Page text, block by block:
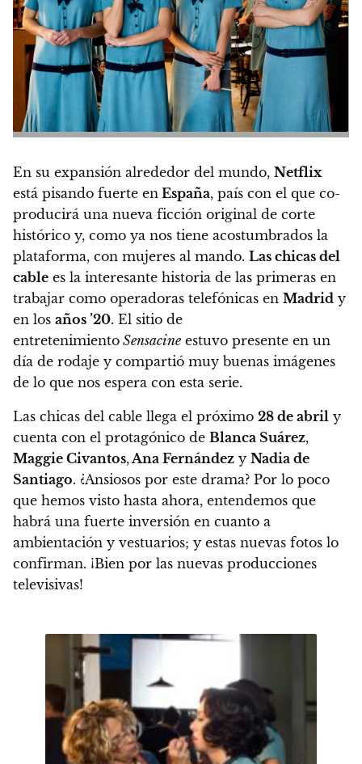
En su expansión alrededor del mundo, Netflix
está pisando fuerte en España, país con el que co-
producirá una nueva ficción original de corte
histórico y, como ya nos tiene acostumbrados la
plataforma, con mujeres al mando. Las chicas del
cable es la interesante historia de las primeras en
trabajar como operadoras telefónicas en Madrid y
en los años ’20. El sitio de
entretenimiento Sensacine estuvo presente en un
día de rodaje y compartió muy buenas imágenes
de lo que nos espera con esta serie.
Las chicas del cable llega el próximo 28 de abril y
cuenta con el protagónico de Blanca Suárez,
Maggie Civantos,Ana Fernández y Nadia de
Santiago. ¿Ansiosos por este drama? Por lo poco
que hemos visto hasta ahora, entendemos que
habrá una fuerte inversión en cuanto a
ambientación y vestuarios; y estas nuevas fotos lo
confirman. ¡Bien por las nuevas producciones
televisivas!